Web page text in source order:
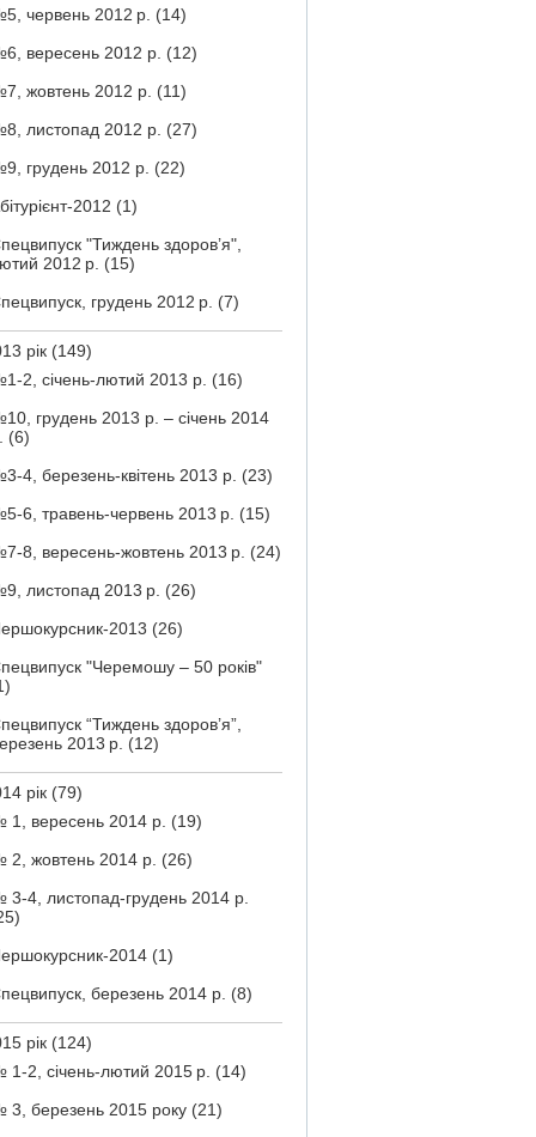
червень 2012 р. (14)
вересень 2012 р. (12)
жовтень 2012 р. (11)
листопад 2012 р. (27)
грудень 2012 р. (22)
2012 (1)
"Тиждень здоров’я",
2012 р. (15)
грудень 2012 р. (7)
рік (149)
2, січень-лютий 2013 р. (16)
грудень 2013 р. – січень 2014
(6)
4, березень-квітень 2013 р. (23)
6, травень-червень 2013 р. (15)
8, вересень-жовтень 2013 р. (24)
листопад 2013 р. (26)
2013 (26)
"Черемошу – 50 років"
“Тиждень здоров’я”,
2013 р. (12)
рік (79)
1, вересень 2014 р. (19)
2, жовтень 2014 р. (26)
3-4, листопад-грудень 2014 р.
2014 (1)
березень 2014 р. (8)
рік (124)
1-2, січень-лютий 2015 р. (14)
3, березень 2015 року (21)